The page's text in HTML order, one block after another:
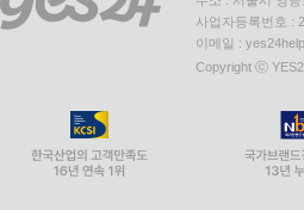
사업자등록번호 :
이메일 :
Copyright ⓒ